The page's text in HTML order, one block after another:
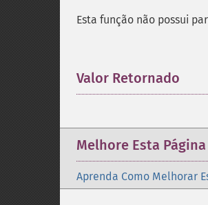
Esta função não possui
Valor Retornado
Melhore Esta Página
Aprenda Como Melhorar